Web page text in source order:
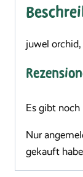
juwel
Es gibt noch
Nur
gekauft